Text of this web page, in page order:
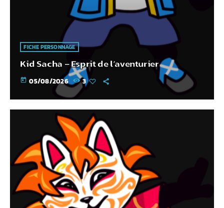
FICHE PERSONNAGE
Kid Sacha – Esprit de l’aventurier
today 05/08/2026 3